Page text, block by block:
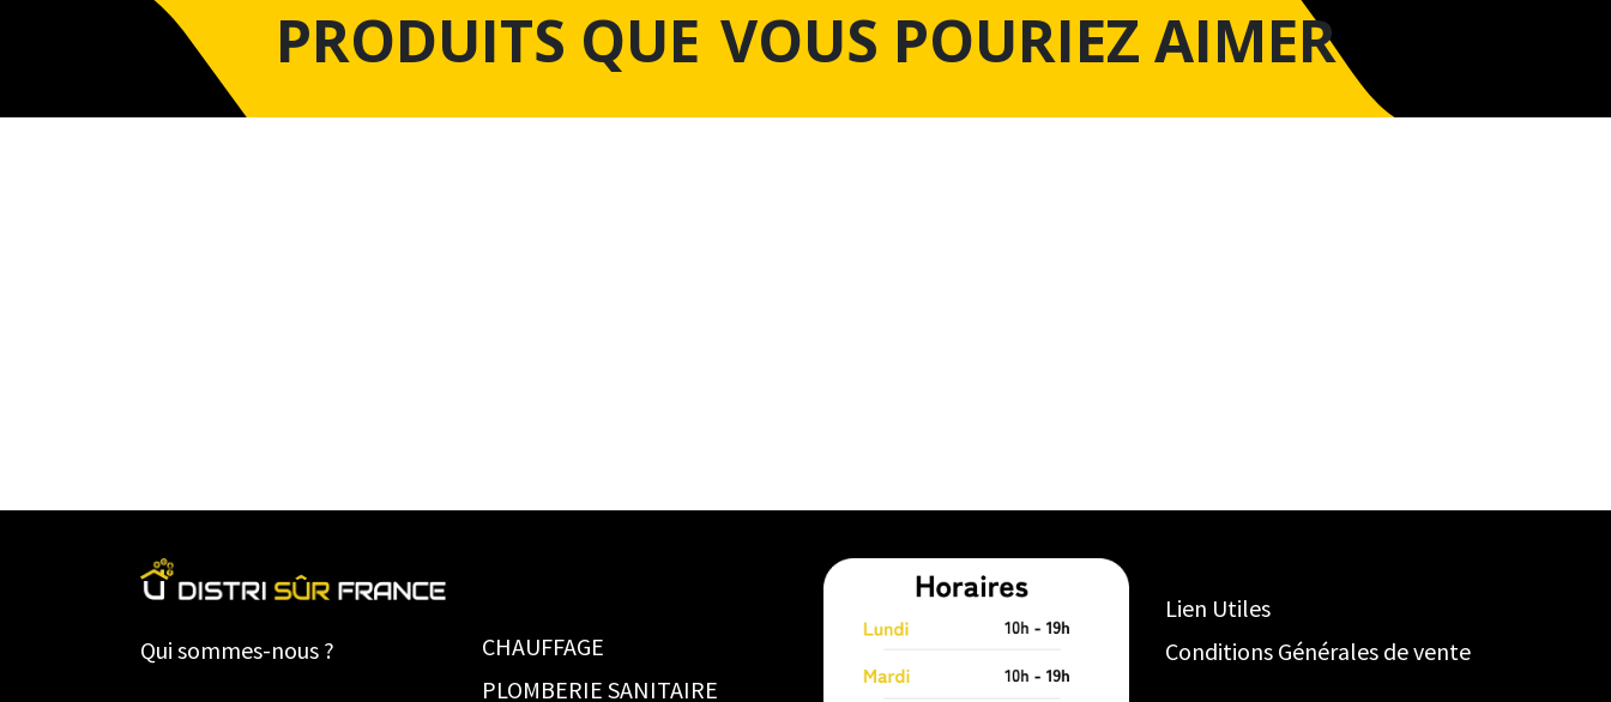
PRODUITS QUE VOUS POURIEZ AIMER
Qui sommes-nous ?
CHAUFFAGE
PLOMBERIE SANITAIRE
Lien Utiles
Conditions Générales de vente